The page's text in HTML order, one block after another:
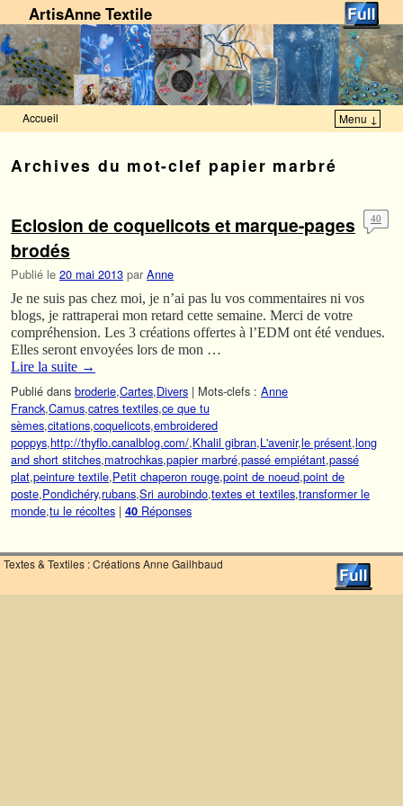
ArtisAnne Textile
Accueil Menu ↓
Archives du mot-clef papier marbré
Eclosion de coquelicots et marque-pages
brodés
Publié le 20 mai 2013 par Anne
40
Je ne suis pas chez moi, je n’ai pas lu vos commentaires ni vos
blogs, je rattraperai mon retard cette semaine. Merci de votre
compréhension. Les 3 créations offertes à l’EDM ont été vendues.
Elles seront envoyées lors de mon …
Lire la suite →
Publié dans broderie,Cartes,Divers | Mots-clefs : Anne
Franck,Camus,catres textiles,ce que tu
sèmes,citations,coquelicots,embroidered
poppys,http://thyflo.canalblog.com/,Khalil gibran,L'avenir,le présent,long
and short stitches,matrochkas,papier marbré,passé empiétant,passé
plat,peinture textile,Petit chaperon rouge,point de noeud,point de
poste,Pondichéry,rubans,Sri aurobindo,textes et textiles,transformer le
monde,tu le récoltes | 40 Réponses
Textes & Textiles : Créations Anne Gailhbaud